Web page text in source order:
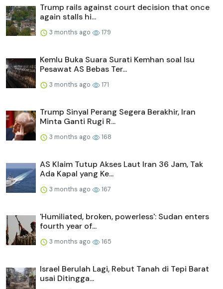
Trump rails against court decision that once
again stalls hi...
3 months ago 179
Kemlu Buka Suara Surati Kemhan soal Isu
Pesawat AS Bebas Ter...
3 months ago 171
Trump Sinyal Perang Segera Berakhir, Iran
Minta Ganti Rugi R...
3 months ago 168
AS Klaim Tutup Akses Laut Iran 36 Jam, Tak
Ada Kapal yang Ke...
3 months ago 167
'Humiliated, broken, powerless': Sudan enters
fourth year of...
3 months ago 165
Israel Berulah Lagi, Rebut Tanah di Tepi Barat
usai Ditingga...